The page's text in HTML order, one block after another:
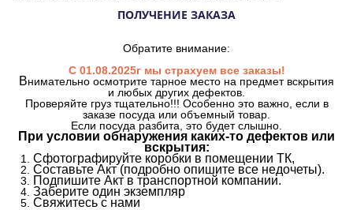
ПОЛУЧЕНИЕ ЗАКАЗА
Обратите внимание:
С 01.08.2025г мы страхуем все заказы!
Внимательно осмотрите тарное место на предмет вскрытия
и любых других дефектов.
Проверяйте груз тщательно!!! Особенно это важно, если в
заказе посуда или объемный товар.
Если посуда разбита, это будет слышно.
При условии обнаружения каких-то дефектов или
вскрытия:
Сфотографируйте коробки в помещении ТК,
Составьте Акт (подробно опишите все недочеты).
Подпишите Акт в транспортной компании.
Заберите один экземпляр
Свяжитесь с нами